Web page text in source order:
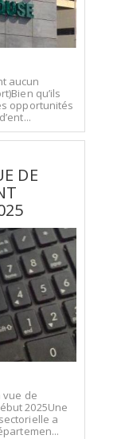
aucun
qu’ils
opportunités
DE
vue de
2025Une
a